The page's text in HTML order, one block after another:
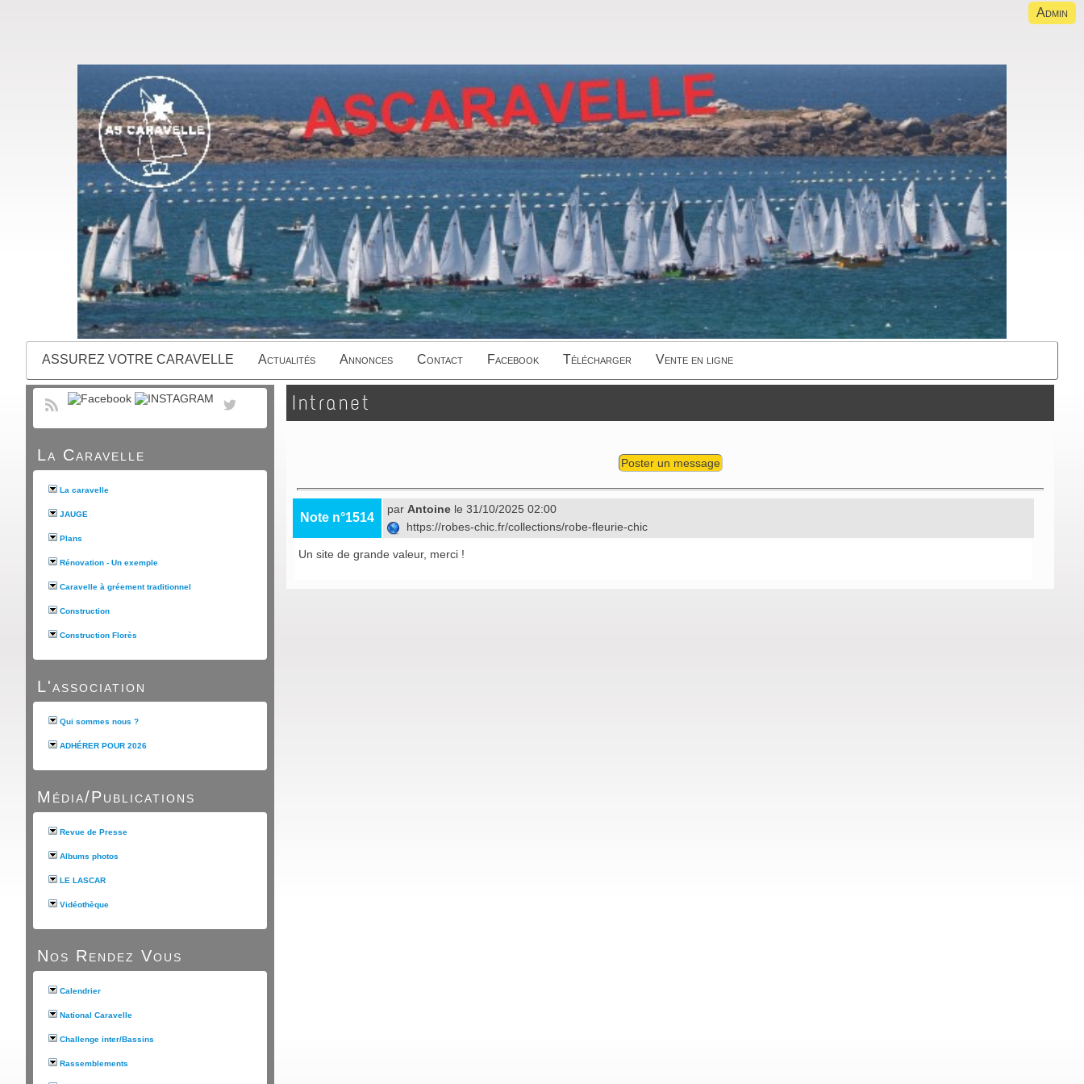
Admin
ASSUREZ VOTRE CARAVELLE Actualités Annonces Contact Facebook Télécharger Vente en ligne
La Caravelle
La caravelle
JAUGE
Plans
Rénovation - Un exemple
Caravelle à gréement traditionnel
Construction
Construction Florès
L'association
Qui sommes nous ?
ADHÉRER POUR 2026
Média/Publications
Revue de Presse
Albums photos
LE LASCAR
Vidéothèque
Nos Rendez Vous
Calendrier
National Caravelle
Challenge inter/Bassins
Rassemblements
Intranet
Poster un message
Note n°1514
par Antoine le 31/10/2025 02:00
https://robes-chic.fr/collections/robe-fleurie-chic
Un site de grande valeur, merci !